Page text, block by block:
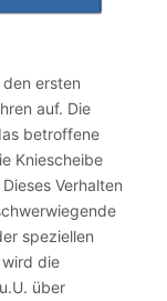
ersten
auf. Die
betroffene
Kniescheibe
Verhalten
speziellen
die
über